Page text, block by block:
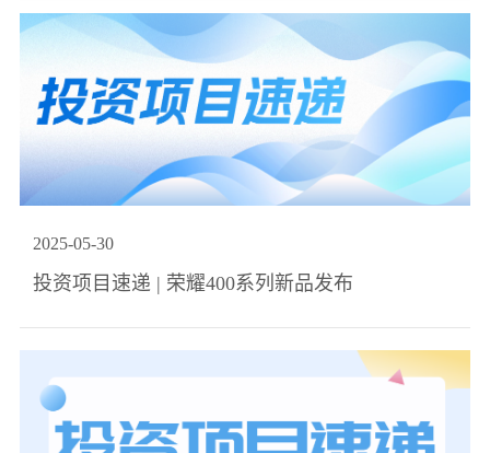
机构TOP20”两项专项榜单。母基金研究中心是中国国际科技促
进会母基金分会的官方研究平台，作为国内权威的母基金及股
权投资行业研究机构，自2017年成立以来，其年度榜单始终以
专业数据和深度研究为基础，在...
2025-05-30
投资项目速递 | 荣耀400系列新品发布